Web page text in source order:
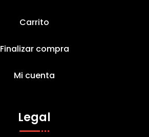
Carrito
Finalizar compra
Mi cuenta
Legal